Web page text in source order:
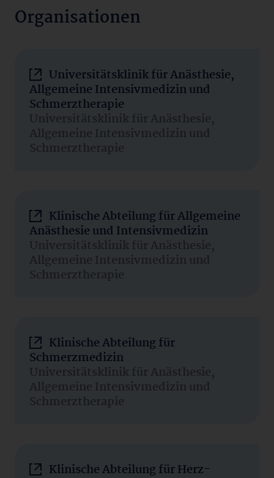
Organisationen
Universitätsklinik für Anästhesie,
Allgemeine Intensivmedizin und
Schmerztherapie
Universitätsklinik für Anästhesie,
Allgemeine Intensivmedizin und
Schmerztherapie
Klinische Abteilung für Allgemeine
Anästhesie und Intensivmedizin
Universitätsklinik für Anästhesie,
Allgemeine Intensivmedizin und
Schmerztherapie
Klinische Abteilung für
Schmerzmedizin
Universitätsklinik für Anästhesie,
Allgemeine Intensivmedizin und
Schmerztherapie
Klinische Abteilung für Herz-